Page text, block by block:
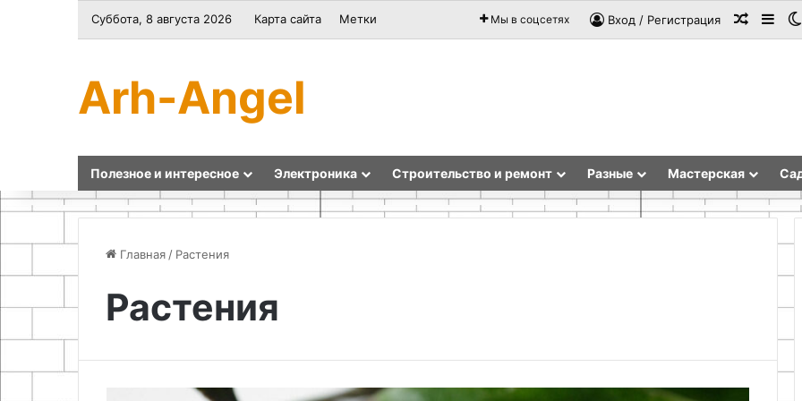
Суббота, 8 августа 2026 Карта сайта Метки Мы в соцсетях Вход / Регистрация
Arh-Angel
Полезное и интересное Электроника Строительство и ремонт Разные Мастерская
Главная / Растения
РастенияСамодельный
термогигрометр
ардуино
Dyson: